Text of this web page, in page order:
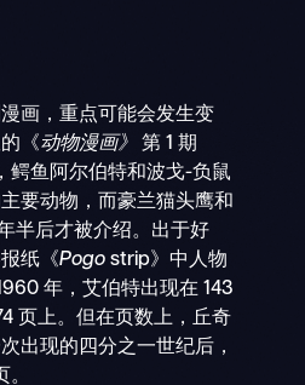
画，重点可能会发生变
《动物漫画》 第 1 期
鳄鱼阿尔伯特和波戈-负鼠
要动物，而豪兰猫头鹰和
半后才被介绍。出于好
纸《Pogo strip》中人物
年，艾伯特出现在 143
页上。但在页数上，丘奇
出现的四分之一世纪后，